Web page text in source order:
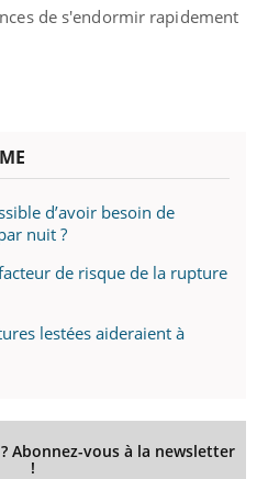
de s'endormir rapidement
d’avoir besoin de
nuit ?
de risque de la rupture
lestées aideraient à
Abonnez-vous à la newsletter
!